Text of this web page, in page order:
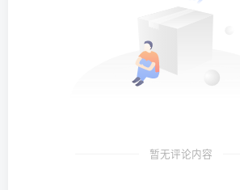
暂无评论内容